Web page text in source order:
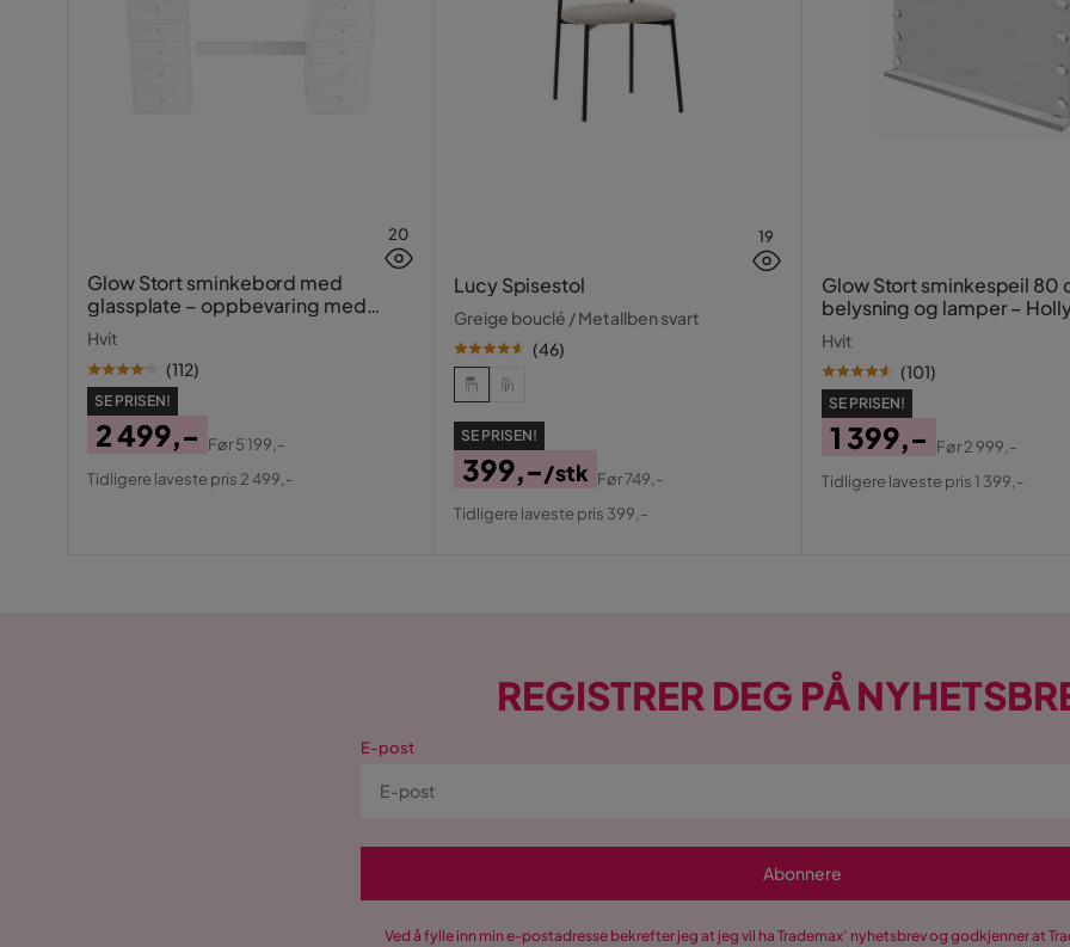
20
Glow Stort sminkebord med
glassplate – oppbevaring med
skuffer og rom 120 cm
Hvit
(112)
SE PRISEN!
Pris
2 499,-
Original
Før5 199,-
Tidligere laveste pris 2 499,-
19
Lucy Spisestol
Greige bouclé / Metallben svart
(46)
SE PRISEN!
Pris
399,-/stk
Original
Før749,-
Tidligere laveste pris 399,-
Glow Stort sminkespeil 80
belysning og lamper –
speil med USB-lading
Hvit
(101)
SE PRISEN!
Pris
1 399,-
Original
Før2 999,-
Tidligere laveste pris 1 399,-
REGISTRER DEG PÅ
E-post
Abonnere
Ved å fylle inn min e-postadresse bekrefter jeg at jeg vil ha Trademax’ nyhetsbrev og godkjenner at